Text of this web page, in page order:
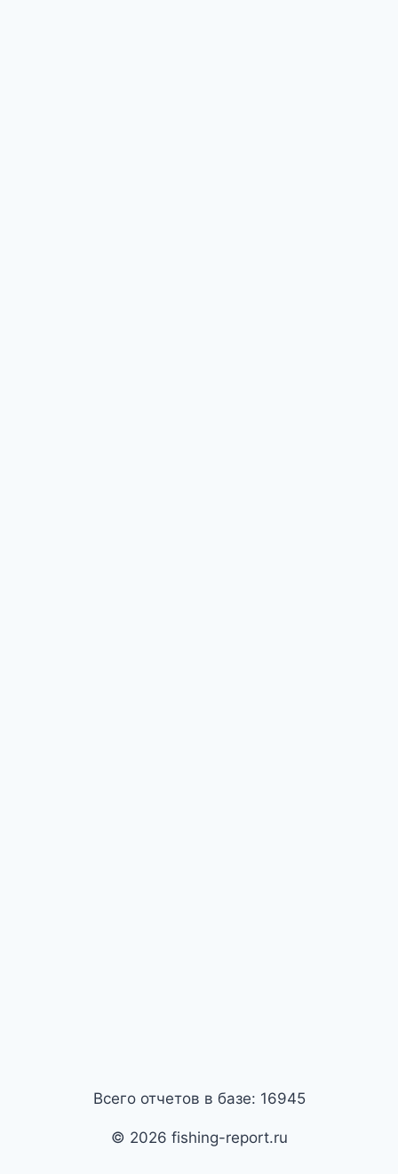
Всего отчетов в базе: 16945
© 2026 fishing-report.ru